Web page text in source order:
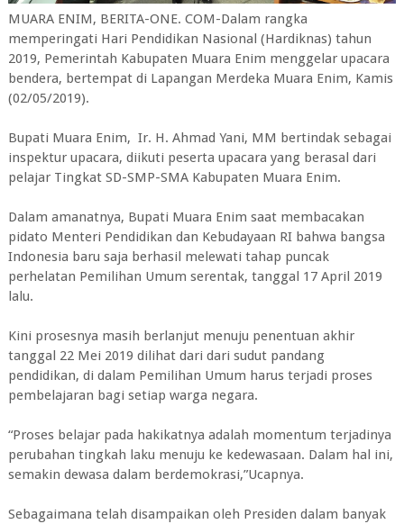
MUARA ENIM, BERITA-ONE. COM-Dalam rangka
memperingati Hari Pendidikan Nasional (Hardiknas) tahun
2019, Pemerintah Kabupaten Muara Enim menggelar upacara
bendera, bertempat di Lapangan Merdeka Muara Enim, Kamis
(02/05/2019).
Bupati Muara Enim, Ir. H. Ahmad Yani, MM bertindak sebagai
inspektur upacara, diikuti peserta upacara yang berasal dari
pelajar Tingkat SD-SMP-SMA Kabupaten Muara Enim.
Dalam amanatnya, Bupati Muara Enim saat membacakan
pidato Menteri Pendidikan dan Kebudayaan RI bahwa bangsa
Indonesia baru saja berhasil melewati tahap puncak
perhelatan Pemilihan Umum serentak, tanggal 17 April 2019
lalu.
Kini prosesnya masih berlanjut menuju penentuan akhir
tanggal 22 Mei 2019 dilihat dari dari sudut pandang
pendidikan, di dalam Pemilihan Umum harus terjadi proses
pembelajaran bagi setiap warga negara.
“Proses belajar pada hakikatnya adalah momentum terjadinya
perubahan tingkah laku menuju ke kedewasaan. Dalam hal ini,
semakin dewasa dalam berdemokrasi,”Ucapnya.
Sebagaimana telah disampaikan oleh Presiden dalam banyak